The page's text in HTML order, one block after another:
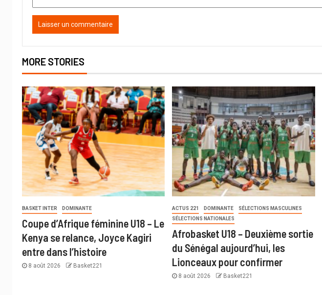
MORE STORIES
BASKET INTER DOMINANTE
Coupe d’Afrique féminine U18 – Le
Kenya se relance, Joyce Kagiri
entre dans l’histoire
8 août 2026 Basket221
ACTUS 221 DOMINANTE
SÉLECTIONS MASCULINES
SÉLECTIONS NATIONALES
Afrobasket U18 – Deuxième sortie
du Sénégal aujourd’hui, les
Lionceaux pour confirmer
8 août 2026 Basket221